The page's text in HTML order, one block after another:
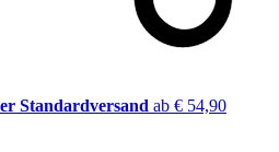
Standardversand ab € 54,90